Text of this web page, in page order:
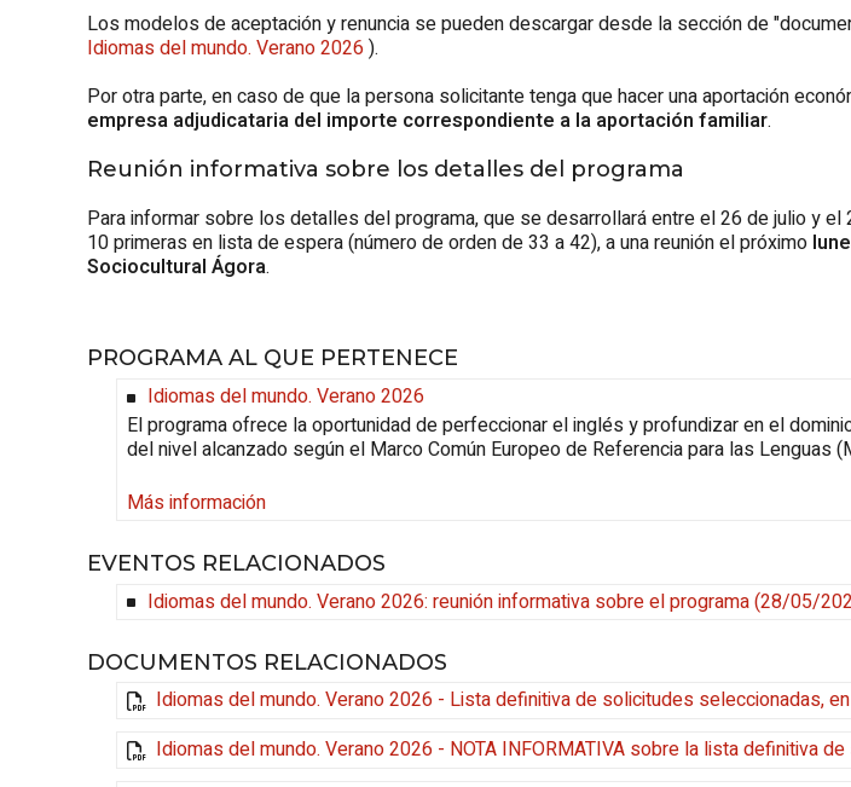
Los modelos de aceptación y renuncia se pueden descargar desde la sección de
Idiomas del mundo. Verano 2026 ).
Por otra parte, en caso de que la persona solicitante tenga que hacer una aportación
empresa adjudicataria del importe correspondiente a la aportación familiar.
Reunión informativa sobre los detalles del programa
Para informar sobre los detalles del programa, que se desarrollará entre el 26 de julio y
10 primeras en lista de espera (número de orden de 33 a 42), a una reunión el próximo
Sociocultural Ágora.
PROGRAMA AL QUE PERTENECE
Idiomas del mundo. Verano 2026
El programa ofrece la oportunidad de perfeccionar el inglés y profundizar en el
del nivel alcanzado según el Marco Común Europeo de Referencia para las Lenguas
Más información
EVENTOS RELACIONADOS
Idiomas del mundo. Verano 2026: reunión informativa sobre el programa(28/05/
DOCUMENTOS RELACIONADOS
Idiomas del mundo. Verano 2026 - Lista definitiva de solicitudes seleccionadas,
Idiomas del mundo. Verano 2026 - NOTA INFORMATIVA sobre la lista definitiva